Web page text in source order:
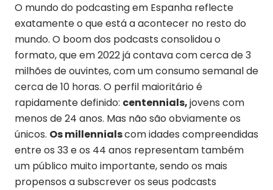
O mundo do podcasting em Espanha reflecte
exatamente o que está a acontecer no resto do
mundo. O boom dos podcasts consolidou o
formato, que em 2022 já contava com cerca de 3
milhões de ouvintes, com um consumo semanal de
cerca de 10 horas. O perfil maioritário é
rapidamente definido: centennials,jovens com
menos de 24 anos. Mas não são obviamente os
únicos. Os millennialscom idades compreendidas
entre os 33 e os 44 anos representam também
um público muito importante, sendo os mais
propensos a subscrever os seus podcasts